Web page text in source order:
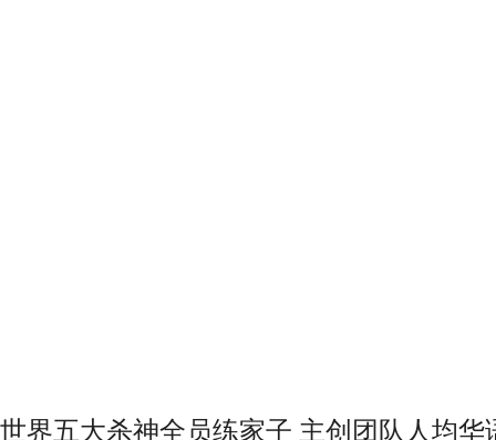
世界五大杀神全员练家子 主创团队人均华